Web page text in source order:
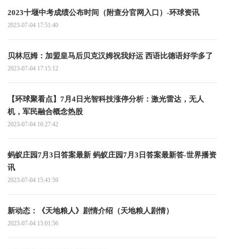
2023十堰中考成绩公布时间（附查分官网入口）-环球资讯
2023-07-04 17:51:40
贝林厄姆：加盟皇马后贝克汉姆祝我好运 西语比德语好学多了
2023-07-04 17:15:12
【环球聚看点】7月4日光智科技涨停分析：激光雷达，无人
机，军民融合概念热股
2023-07-04 16:27:42
蚂蚁庄园7月3日答案最新 蚂蚁庄园7月3日答案最新答-世界播资
讯
2023-07-04 15:41:59
新动态：《天地粮人》剧情介绍（天地粮人剧情）
2023-07-04 15:01:56